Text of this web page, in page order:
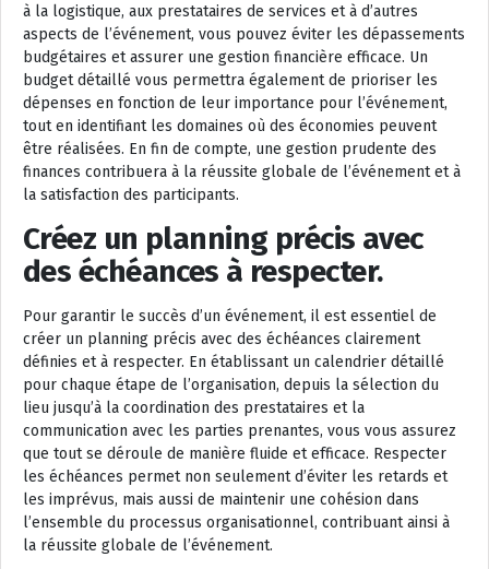
à la logistique, aux prestataires de services et à d’autres
aspects de l’événement, vous pouvez éviter les dépassements
budgétaires et assurer une gestion financière efficace. Un
budget détaillé vous permettra également de prioriser les
dépenses en fonction de leur importance pour l’événement,
tout en identifiant les domaines où des économies peuvent
être réalisées. En fin de compte, une gestion prudente des
finances contribuera à la réussite globale de l’événement et à
la satisfaction des participants.
Créez un planning précis avec
des échéances à respecter.
Pour garantir le succès d’un événement, il est essentiel de
créer un planning précis avec des échéances clairement
définies et à respecter. En établissant un calendrier détaillé
pour chaque étape de l’organisation, depuis la sélection du
lieu jusqu’à la coordination des prestataires et la
communication avec les parties prenantes, vous vous assurez
que tout se déroule de manière fluide et efficace. Respecter
les échéances permet non seulement d’éviter les retards et
les imprévus, mais aussi de maintenir une cohésion dans
l’ensemble du processus organisationnel, contribuant ainsi à
la réussite globale de l’événement.